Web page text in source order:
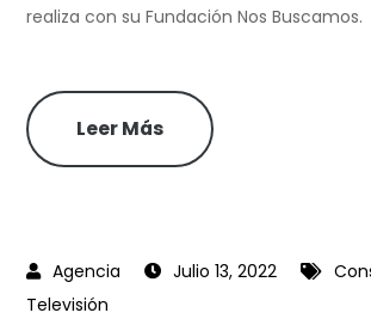
realiza con su Fundación Nos Buscamos.
Leer Más
Julio 13, 2022
Televisión